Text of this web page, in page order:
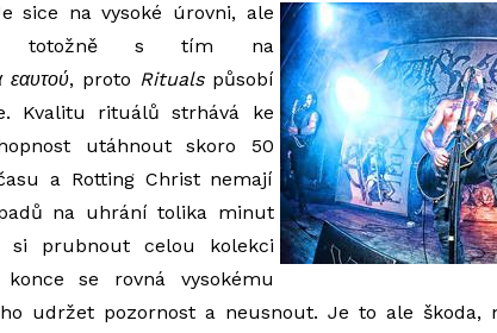
sice na vysoké úrovni, ale
totožně s tím na
εαυτού, proto Ritualspůsobí
Kvalitu rituálů strhává ke
utáhnout skoro 50
a Rotting Christ nemají
na uhrání tolika minut
si prubnout celou kolekci
se rovná vysokému
udržet pozornost a neusnout. Je to ale škoda,